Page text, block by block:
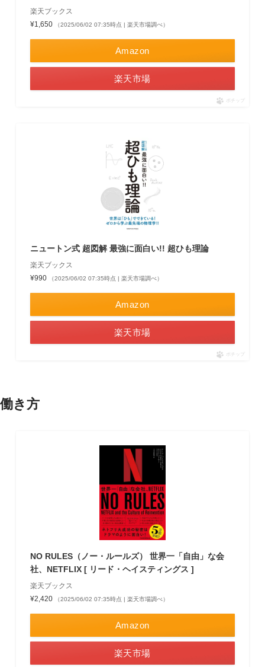
楽天ブックス
¥1,650
（2025/06/02 07:35時点 | 楽天市場調べ）
Amazon
楽天市場
ポチップ
ニュートン式 超図解 最強に面白い!! 超ひも理論
楽天ブックス
¥990
（2025/06/02 07:35時点 | 楽天市場調べ）
Amazon
楽天市場
ポチップ
働き方
NO RULES（ノー・ルールズ） 世界一「自由」な会
社、NETFLIX [ リード・ヘイスティングス ]
楽天ブックス
¥2,420
（2025/06/02 07:35時点 | 楽天市場調べ）
Amazon
楽天市場